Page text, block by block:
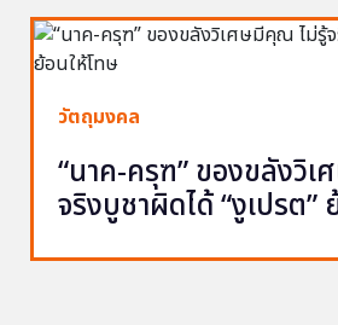
วัตถุมงคล
“นาค-ครุฑ” ของขลังวิ
จริงบูชาผิดได้ “งูเปรต”